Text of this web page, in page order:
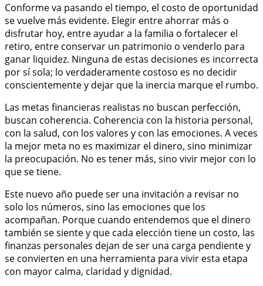
Conforme va pasando el tiempo, el costo de oportunidad
se vuelve más evidente. Elegir entre ahorrar más o
disfrutar hoy, entre ayudar a la familia o fortalecer el
retiro, entre conservar un patrimonio o venderlo para
ganar liquidez. Ninguna de estas decisiones es incorrecta
por sí sola; lo verdaderamente costoso es no decidir
conscientemente y dejar que la inercia marque el rumbo.
Las metas financieras realistas no buscan perfección,
buscan coherencia. Coherencia con la historia personal,
con la salud, con los valores y con las emociones. A veces
la mejor meta no es maximizar el dinero, sino minimizar
la preocupación. No es tener más, sino vivir mejor con lo
que se tiene.
Este nuevo año puede ser una invitación a revisar no
solo los números, sino las emociones que los
acompañan. Porque cuando entendemos que el dinero
también se siente y que cada elección tiene un costo, las
finanzas personales dejan de ser una carga pendiente y
se convierten en una herramienta para vivir esta etapa
con mayor calma, claridad y dignidad.